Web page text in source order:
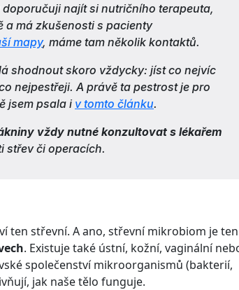
najít si nutričního terapeuta,
a má zkušenosti s pacienty
mapy, máme tam několik kontaktů.
shodnout skoro vždycky: jíst co nejvíc
nejpestřeji. A právě ta pestrost je pro
jsem psala i v tomto článku.
vždy nutné konzultovat s lékařem
střev či operacích.
ten střevní. A ano, střevní mikrobiom je ten
. Existuje také ústní, kožní, vaginální
společenství mikroorganismů (bakterií,
jak naše tělo funguje.